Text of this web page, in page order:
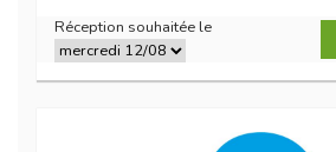
Réception souhaitée le